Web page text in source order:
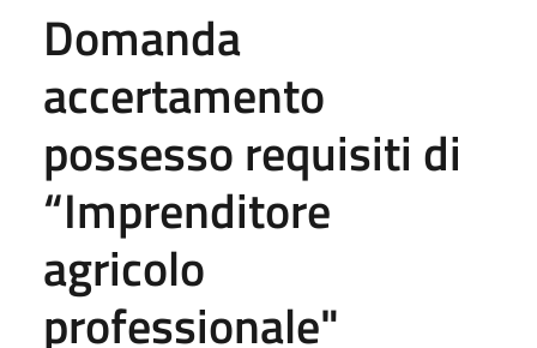
Domanda
accertamento
possesso requisiti di
“Imprenditore
agricolo
professionale"